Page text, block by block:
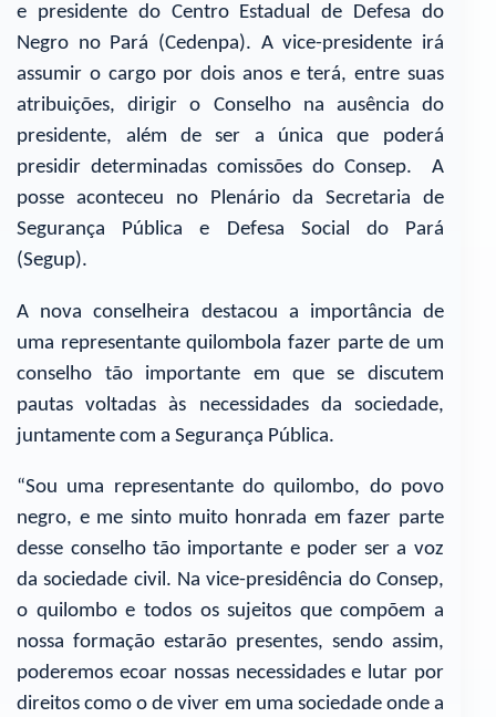
e presidente do Centro Estadual de Defesa do
Negro no Pará (Cedenpa). A vice-presidente irá
assumir o cargo por dois anos e terá, entre suas
atribuições, dirigir o Conselho na ausência do
presidente, além de ser a única que poderá
presidir determinadas comissões do Consep. A
posse aconteceu no Plenário da Secretaria de
Segurança Pública e Defesa Social do Pará
(Segup).
A nova conselheira destacou a importância de
uma representante quilombola fazer parte de um
conselho tão importante em que se discutem
pautas voltadas às necessidades da sociedade,
juntamente com a Segurança Pública.
“Sou uma representante do quilombo, do povo
negro, e me sinto muito honrada em fazer parte
desse conselho tão importante e poder ser a voz
da sociedade civil. Na vice-presidência do Consep,
o quilombo e todos os sujeitos que compõem a
nossa formação estarão presentes, sendo assim,
poderemos ecoar nossas necessidades e lutar por
direitos como o de viver em uma sociedade onde a